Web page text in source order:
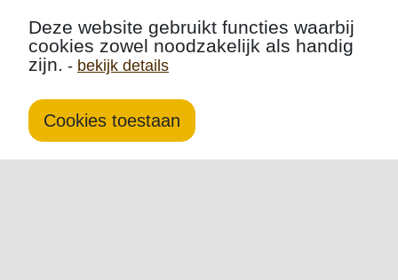
Deze website gebruikt functies waarbij
cookies zowel noodzakelijk als handig
zijn. - bekijk details
Cookies toestaan